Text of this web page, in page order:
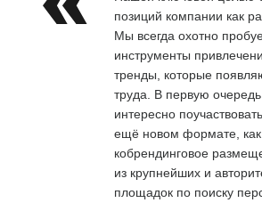
позиций компании как
Мы всегда охотно
инструменты
тренды, которые
труда. В первую
интересно
ещё новом формате, как
кобрендинговое
из крупнейших и
площадок по поиску